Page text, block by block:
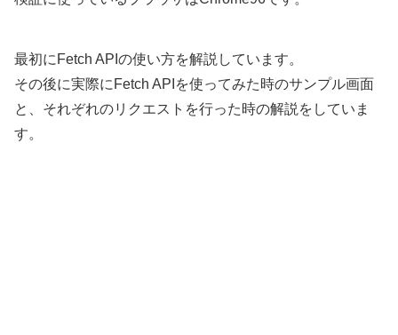
最初にFetch APIの使い方を解説しています。
その後に実際にFetch APIを使ってみた時のサンプル画面
と、それぞれのリクエストを行った時の解説をしていま
す。